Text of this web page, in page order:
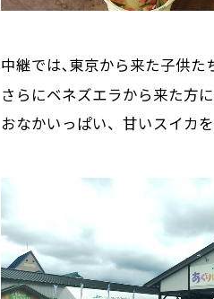
中継では､東京から来た子供た
さらにベネズエラから来た方
おなかいっぱい、甘いスイカ